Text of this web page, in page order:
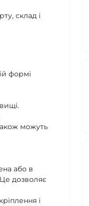
склад і
формі
можуть
або в
дозволяє
і